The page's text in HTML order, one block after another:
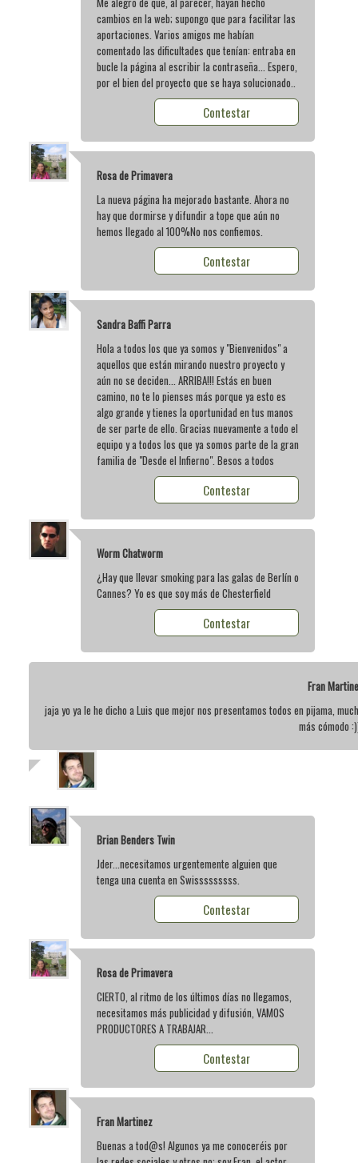
cambios en la web; supongo que para facilitar las
aportaciones. Varios amigos me habían
comentado las dificultades que tenían: entraba en
bucle la página al escribir la contraseña... Espero,
por el bien del proyecto que se haya solucionado..
Contestar
Rosa de Primavera
La nueva página ha mejorado bastante. Ahora no
hay que dormirse y difundir a tope que aún no
hemos llegado al 100%No nos confiemos.
Contestar
Sandra Baffi Parra
Hola a todos los que ya somos y "Bienvenidos" a
aquellos que están mirando nuestro proyecto y
aún no se deciden... ARRIBA!!! Estás en buen
camino, no te lo pienses más porque ya esto es
algo grande y tienes la oportunidad en tus manos
de ser parte de ello. Gracias nuevamente a todo el
equipo y a todos los que ya somos parte de la gran
familia de "Desde el Infierno". Besos a todos
Contestar
Worm Chatworm
¿Hay que llevar smoking para las galas de Berlín o
Cannes? Yo es que soy más de Chesterfield
Contestar
Fran
jaja yo ya le he dicho a Luis que mejor nos presentamos todos en pijama,
más cómodo
Brian Benders Twin
Jder...necesitamos urgentemente alguien que
tenga una cuenta en Swisssssssss.
Contestar
Rosa de Primavera
CIERTO, al ritmo de los últimos días no llegamos,
necesitamos más publicidad y difusión, VAMOS
PRODUCTORES A TRABAJAR...
Contestar
Fran Martinez
Buenas a tod@s! Algunos ya me conoceréis por